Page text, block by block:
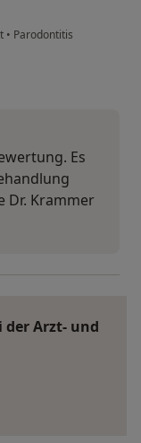
• Parodontitis
Es
Dr. Krammer
der Arzt- und